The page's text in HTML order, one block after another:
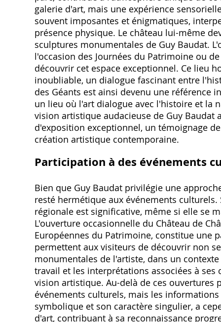
galerie d'art, mais une expérience
souvent imposantes et énigmatiques,
présence physique. Le château lui-même
sculptures monumentales de Guy Baudat.
l'occasion des Journées du Patrimoine ou
découvrir cet espace exceptionnel. Ce lieu
inoubliable, un dialogue fascinant entre
des Géants est ainsi devenu une référence
un lieu où l'art dialogue avec l'histoire et la
vision artistique audacieuse de Guy
d'exposition exceptionnel, un témoignage
création artistique contemporaine.
Participation à des événements
Bien que Guy Baudat privilégie une
resté hermétique aux événements
régionale est significative, même si elle se
L'ouverture occasionnelle du Château de
Européennes du Patrimoine, constitue une
permettent aux visiteurs de découvrir non
monumentales de l'artiste, dans un
travail et les interprétations associées à
vision artistique. Au-delà de ces ouvertures
événements culturels, mais les
symbolique et son caractère singulier, a
d'art, contribuant à sa reconnaissance